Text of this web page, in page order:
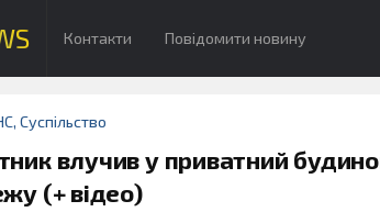
Контакти Повідомити новину
, Суспільство
влучив у приватний
(+ відео)